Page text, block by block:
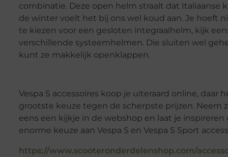
combinatie. Deze open helm straalt dat Italiaanse
de winter voelt het bij ons wel koud aan. Je hoeft
te kiezen voor een gesloten integraalhelm, kijk
verschillende systeemhelmen. Die sluiten wel
kunt ze makkelijk openklappen.
Vespa S accessoires koop je uiteraard online, daar
grootste keuze tegen de scherpste prijzen. Neem
eens een kijkje in de webshop en laat je inspireren
enorme keuze aan Vespa S en Vespa S Sport
https://www.scooteronderdelenshop.com/